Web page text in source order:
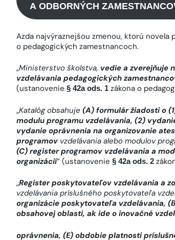
A ODBORNÝCH
Azda najvýraznejšou zmenou, ktorú
o pedagogických zamestnancoch.
„Ministerstvo školstva, vedie a zverejňuje
vzdelávania pedagogických
(ustanovenie § 42a ods. 1 zákona o
„Katalóg obsahuje (A) formulár žiadosti o
modulu programu vzdelávania, (2)
vydanie oprávnenia na organizovanie
programov vzdelávania alebo modulov
(C) register programov vzdelávania a
organizácií“ (ustanovenie § 42a ods. 2
„Register poskytovateľov vzdelávania a
vzdelávania príslušného poskytovateľa
organizácie poskytovateľa vzdelávania,
obsahovej oblasti, ak ide o inovačné
oprávnenia, (E) obdobie platnosti